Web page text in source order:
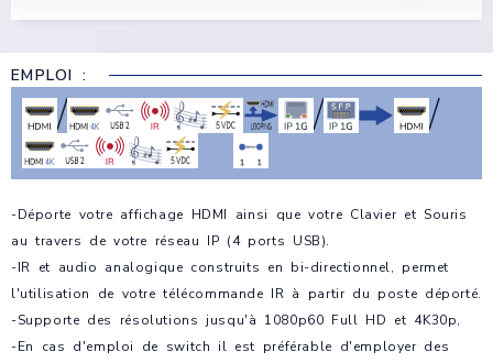
EMPLOI :
/ / /
-Déporte votre affichage HDMI ainsi que votre Clavier et Souris
au travers de votre réseau IP (4 ports USB).
-IR et audio analogique construits en bi-directionnel, permet
l'utilisation de votre télécommande IR à partir du poste déporté.
-Supporte des résolutions jusqu'à 1080p60 Full HD et 4K30p,
-En cas d'emploi de switch il est préférable d'employer des